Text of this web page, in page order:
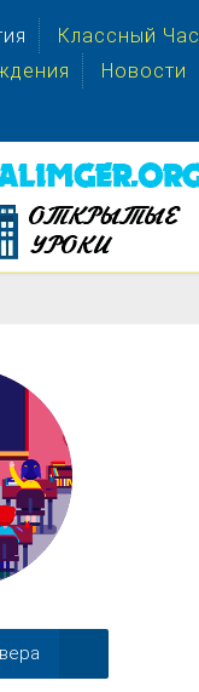
Классный Час
Новости